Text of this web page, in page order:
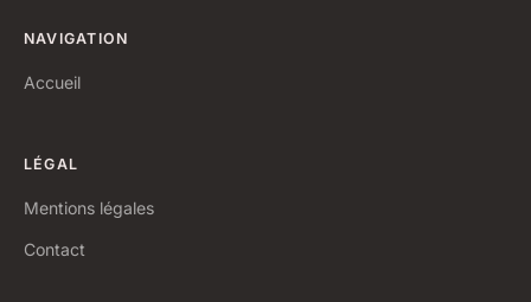
NAVIGATION
Accueil
LÉGAL
Mentions légales
Contact